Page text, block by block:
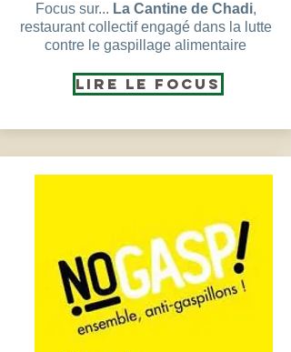
Focus sur... La Cantine de Chadi,
restaurant collectif engagé dans la lutte
contre le gaspillage alimentaire
Lire le Focus